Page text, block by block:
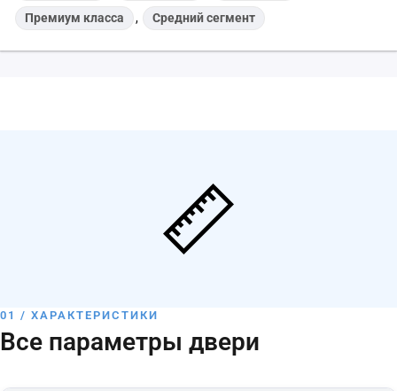
Премиум класса , Средний сегмент
01 / ХАРАКТЕРИСТИКИ
Все параметры двери